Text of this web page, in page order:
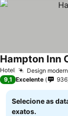
Hotel Design
Hampton Inn
9,1 Excelente 936
Selecione as
exatos.